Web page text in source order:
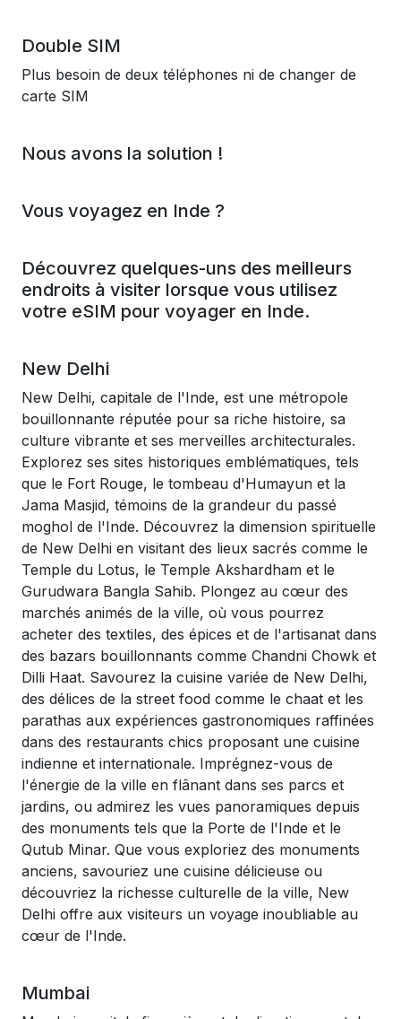
Double SIM
Plus besoin de deux téléphones ni de changer de
carte SIM
Nous avons la solution !
Vous voyagez en Inde ?
Découvrez quelques-uns des meilleurs
endroits à visiter lorsque vous utilisez
votre eSIM pour voyager en Inde.
New Delhi
New Delhi, capitale de l'Inde, est une métropole
bouillonnante réputée pour sa riche histoire, sa
culture vibrante et ses merveilles architecturales.
Explorez ses sites historiques emblématiques, tels
que le Fort Rouge, le tombeau d'Humayun et la
Jama Masjid, témoins de la grandeur du passé
moghol de l'Inde. Découvrez la dimension spirituelle
de New Delhi en visitant des lieux sacrés comme le
Temple du Lotus, le Temple Akshardham et le
Gurudwara Bangla Sahib. Plongez au cœur des
marchés animés de la ville, où vous pourrez
acheter des textiles, des épices et de l'artisanat dans
des bazars bouillonnants comme Chandni Chowk et
Dilli Haat. Savourez la cuisine variée de New Delhi,
des délices de la street food comme le chaat et les
parathas aux expériences gastronomiques raffinées
dans des restaurants chics proposant une cuisine
indienne et internationale. Imprégnez-vous de
l'énergie de la ville en flânant dans ses parcs et
jardins, ou admirez les vues panoramiques depuis
des monuments tels que la Porte de l'Inde et le
Qutub Minar. Que vous exploriez des monuments
anciens, savouriez une cuisine délicieuse ou
découvriez la richesse culturelle de la ville, New
Delhi offre aux visiteurs un voyage inoubliable au
cœur de l'Inde.
Mumbai